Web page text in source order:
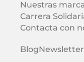
Nuestras
Carrera
Contacta con
BlogNewsletter